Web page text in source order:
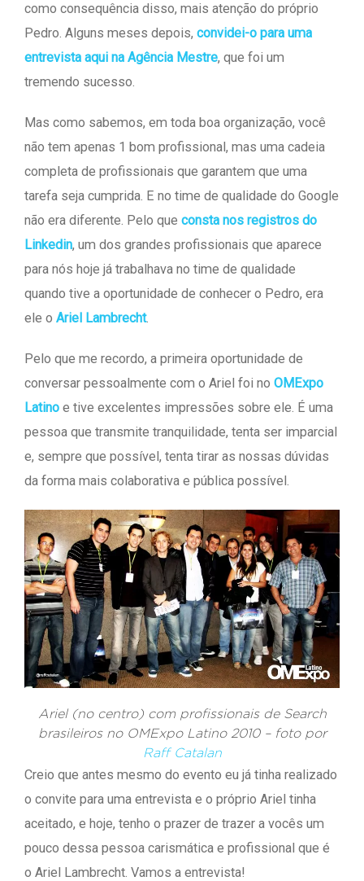
como consequência disso, mais atenção do próprio
Pedro. Alguns meses depois, convidei-o para uma
entrevista aqui na Agência Mestre, que foi um
tremendo sucesso.
Mas como sabemos, em toda boa organização, você
não tem apenas 1 bom profissional, mas uma cadeia
completa de profissionais que garantem que uma
tarefa seja cumprida. E no time de qualidade do Google
não era diferente. Pelo que consta nos registros do
Linkedin, um dos grandes profissionais que aparece
para nós hoje já trabalhava no time de qualidade
quando tive a oportunidade de conhecer o Pedro, era
ele o Ariel Lambrecht.
Pelo que me recordo, a primeira oportunidade de
conversar pessoalmente com o Ariel foi no OMExpo
Latino e tive excelentes impressões sobre ele. É uma
pessoa que transmite tranquilidade, tenta ser imparcial
e, sempre que possível, tenta tirar as nossas dúvidas
da forma mais colaborativa e pública possível.
Ariel (no centro) com profissionais de Search
brasileiros no OMExpo Latino 2010 – foto por
Raff Catalan
Creio que antes mesmo do evento eu já tinha realizado
o convite para uma entrevista e o próprio Ariel tinha
aceitado, e hoje, tenho o prazer de trazer a vocês um
pouco dessa pessoa carismática e profissional que é
o Ariel Lambrecht. Vamos a entrevista!